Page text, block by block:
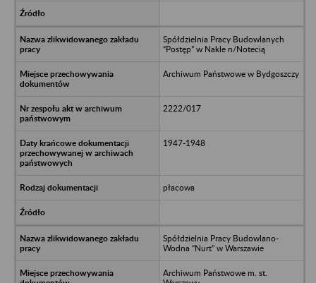
Spółdzielnia Pracy Budowlanych
“Postęp” w Nakle n/Notecią
Archiwum Państwowe w Bydgoszczy
2222/017
1947-1948
płacowa
Spółdzielnia Pracy Budowlano-
Wodna “Nurt” w Warszawie
Archiwum Państwowe m. st.